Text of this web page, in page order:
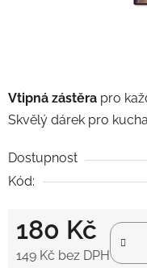
Vtipná zástěra pro
Skvělý dárek pro
Dostupnost
Kód:
180 Kč
149 Kč bez DPH